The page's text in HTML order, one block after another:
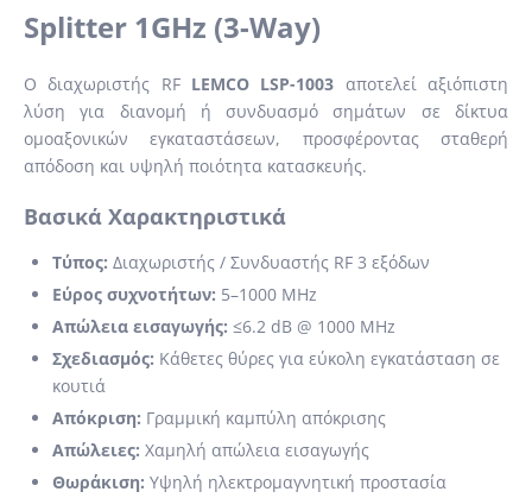
Splitter 1GHz (3-Way)
Ο διαχωριστής RF LEMCO LSP-1003 αποτελεί αξιόπιστη
λύση για διανομή ή συνδυασμό σημάτων σε δίκτυα
ομοαξονικών εγκαταστάσεων, προσφέροντας σταθερή
απόδοση και υψηλή ποιότητα κατασκευής.
Βασικά Χαρακτηριστικά
Τύπος: Διαχωριστής / Συνδυαστής RF 3 εξόδων
Εύρος συχνοτήτων: 5–1000 MHz
Απώλεια εισαγωγής: ≤6.2 dB @ 1000 MHz
Σχεδιασμός: Κάθετες θύρες για εύκολη εγκατάσταση σε
κουτιά
Απόκριση: Γραμμική καμπύλη απόκρισης
Απώλειες: Χαμηλή απώλεια εισαγωγής
Θωράκιση: Υψηλή ηλεκτρομαγνητική προστασία